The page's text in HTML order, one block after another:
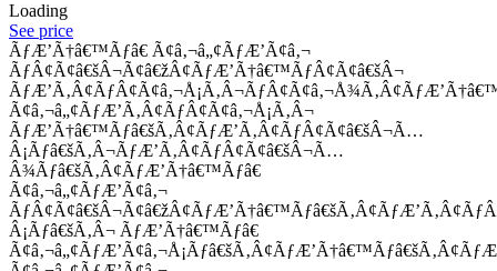
Loading
See price
ÃƒÆ’Ã†â€™Ãƒâ€ Ã¢â‚¬â„¢ÃƒÆ’Ã¢â‚¬
ÃƒÂ¢Ã¢â€šÂ¬Ã¢â€žÂ¢ÃƒÆ’Ã†â€™ÃƒÂ¢Ã¢â€šÂ¬
Ã¢â‚¬â„¢ÃƒÆ’Ã‚Â¢ÃƒÂ¢Ã¢â‚¬Å¡Ã‚Â¬
ÃƒÆ’Ã†â€™Ãƒâ€šÃ‚Â¢ÃƒÆ’Ã‚Â¢ÃƒÂ¢Ã¢â€šÂ¬Ã…
Â¡Ãƒâ€šÃ‚Â¬ÃƒÆ’Ã‚Â¢ÃƒÂ¢Ã¢â€šÂ¬Ã…
Â¾Ãƒâ€šÃ‚Â¢ÃƒÆ’Ã†â€™Ãƒâ€
Ã¢â‚¬â„¢ÃƒÆ’Ã¢â‚¬
Â¡Ãƒâ€šÃ‚Â¬ ÃƒÆ’Ã†â€™Ãƒâ€